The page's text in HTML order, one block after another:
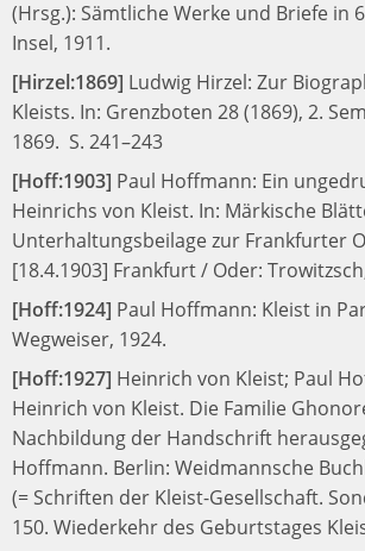
(Hrsg.): Sämtliche Werke und Briefe in
Insel, 1911.
[Hirzel:1869] Ludwig Hirzel: Zur
Kleists. In: Grenzboten 28 (1869), 2.
1869. S. 241–243
[Hoff:1903] Paul Hoffmann: Ein
Heinrichs von Kleist. In: Märkische
Unterhaltungsbeilage zur Frankfurter
[18.4.1903] Frankfurt / Oder:
[Hoff:1924] Paul Hoffmann: Kleist in
Wegweiser, 1924.
[Hoff:1927] Heinrich von Kleist; Paul
Heinrich von Kleist. Die Familie
Nachbildung der Handschrift
Hoffmann. Berlin: Weidmannsche
(= Schriften der Kleist-Gesellschaft.
150. Wiederkehr des Geburtstages